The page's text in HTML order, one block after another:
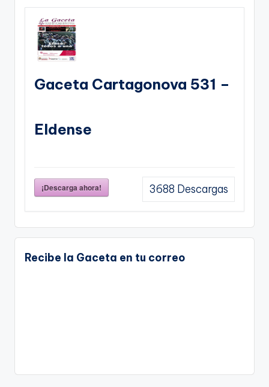
Gaceta Cartagonova 531 –
Eldense
¡Descarga ahora! 3688 Descargas
Recibe la Gaceta en tu correo